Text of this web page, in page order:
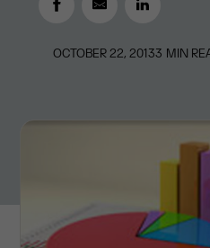
OCTOBER 22, 20133 MIN